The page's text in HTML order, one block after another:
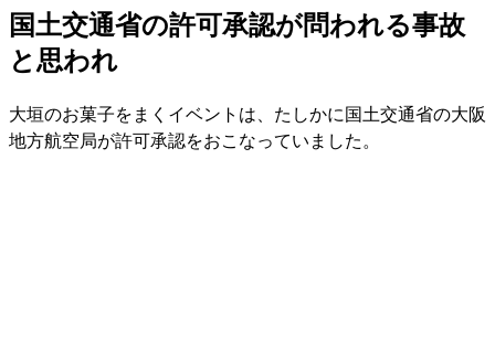
国土交通省の許可承認が問われる事故
と思われ
大垣のお菓子をまくイベントは、たしかに国土交通省の大阪
地方航空局が許可承認をおこなっていました。